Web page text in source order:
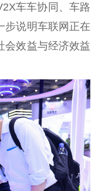
车车协同、车路
步说明车联网正在
会效益与经济效益